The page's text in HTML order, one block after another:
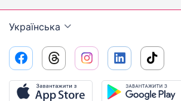
Українська